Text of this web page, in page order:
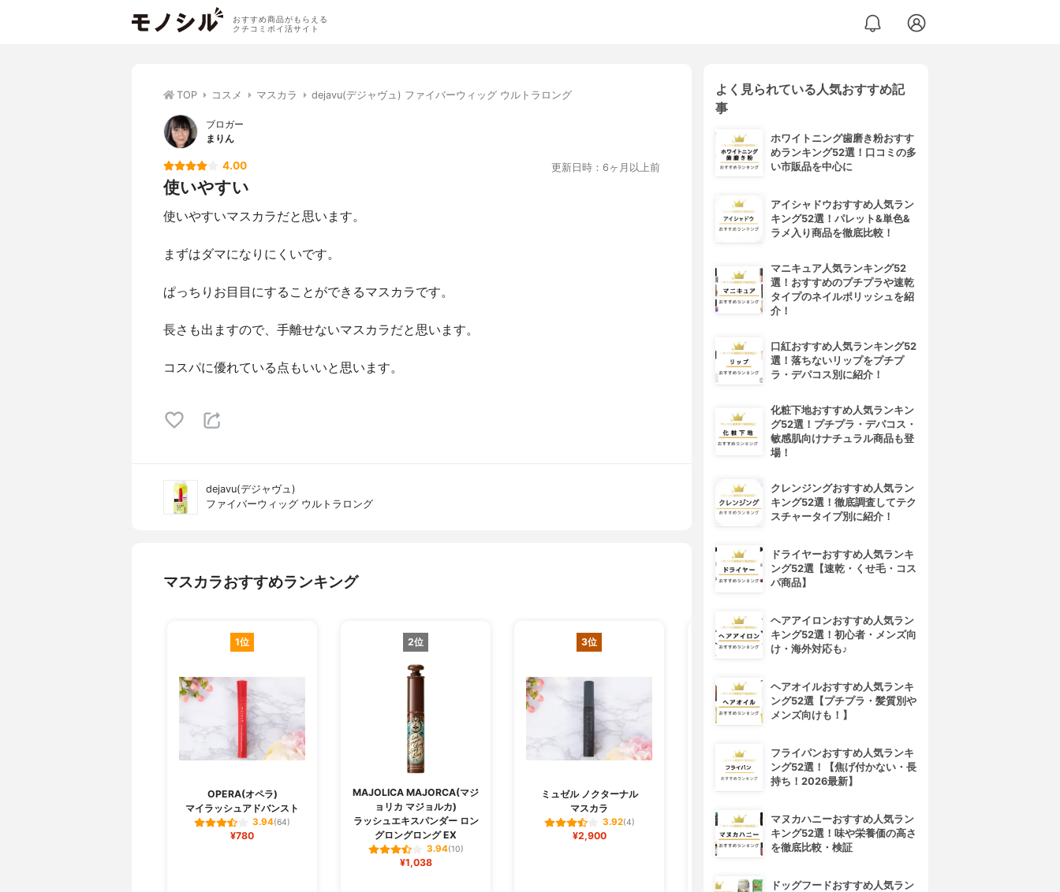
おすすめ商品がもらえる
クチコミポイ活サイト
TOP コスメ マスカラ dejavu(デジャヴュ) ファイバーウィッグ ウルトラロング
ブロガー
まりん
4.00 更新日時：6ヶ月以上前
使いやすい
使いやすいマスカラだと思います。
まずはダマになりにくいです。
ぱっちりお目目にすることができるマスカラです。
長さも出ますので、手離せないマスカラだと思います。
コスパに優れている点もいいと思います。
dejavu(デジャヴュ)
ファイバーウィッグ ウルトラロング
マスカラおすすめランキング
1位
OPERA(オペラ)
マイラッシュアドバンスト
3.94(64)
¥780
2位
MAJOLICA MAJORCA(マジ
ョリカ マジョルカ)
ラッシュエキスパンダー ロン
グロングロング EX
3.94(10)
¥1,038
3位
ミュゼル ノクターナル
マスカラ
3.92(4)
¥2,900
4位
ボリューム エクスプレス ハイ
パーカール ウォータープルー
フ R
¥680
トラボリューム
よく見られている人気おすすめ記
事
ホワイトニング歯磨き粉おすす
めランキング52選！口コミの多
い市販品を中心に
アイシャドウおすすめ人気ラン
キング52選！パレット&単色&
ラメ入り商品を徹底比較！
マニキュア人気ランキング52
選！おすすめのプチプラや速乾
タイプのネイルポリッシュを紹
介！
口紅おすすめ人気ランキング52
選！落ちないリップをプチプ
ラ・デパコス別に紹介！
化粧下地おすすめ人気ランキン
グ52選！プチプラ・デパコス・
敏感肌向けナチュラル商品も登
場！
クレンジングおすすめ人気ラン
キング52選！徹底調査してテク
スチャータイプ別に紹介！
ドライヤーおすすめ人気ランキ
ング52選【速乾・くせ毛・コス
パ商品】
ヘアアイロンおすすめ人気ラン
キング52選！初心者・メンズ向
け・海外対応も♪
ヘアオイルおすすめ人気ランキ
ング52選【プチプラ・髪質別や
メンズ向けも！】
フライパンおすすめ人気ランキ
ング52選！【焦げ付かない・長
持ち！2026最新】
マヌカハニーおすすめ人気ラン
キング52選！味や栄養価の高さ
を徹底比較・検証
ドッグフードおすすめ人気ラン